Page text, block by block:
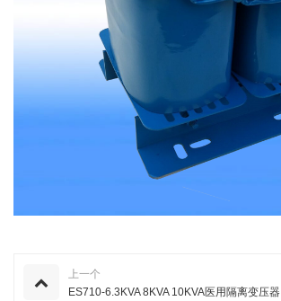
上一个
ES710-6.3KVA 8KVA 10KVA医用隔离变压器